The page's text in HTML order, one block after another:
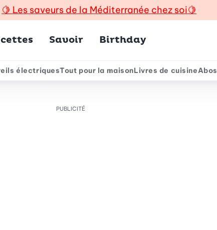
🍋 Les saveurs de la Méditerranée chez soi🍋
Savoir Birthday
électriquesTout pour la maisonLivres de cuisineAbos
PUBLICITÉ